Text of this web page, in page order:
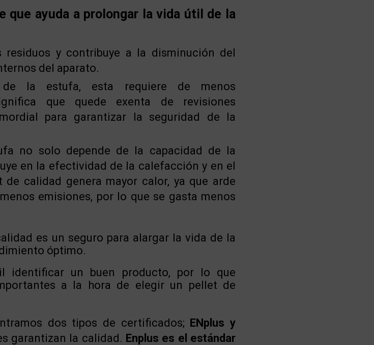
que ayuda a prolongar la vida útil de la
residuos y contribuye a la disminución del
del aparato.
la estufa, esta requiere de menos
que quede exenta de revisiones
para garantizar la seguridad de la
no solo depende de la capacidad de la
en la efectividad de la calefacción y en el
calidad genera mayor calor, ya que arde
emisiones, por lo que se gasta menos
es un seguro para alargar la vida de la
óptimo.
identificar un buen producto, por lo que
a la hora de elegir un pellet de
dos tipos de certificados; ENplus y
garantizan la calidad. Enplus es el estándar